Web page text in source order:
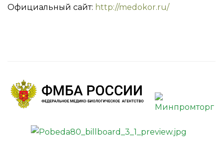
Официальный сайт: http://medokor.ru/